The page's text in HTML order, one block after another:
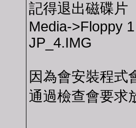
記得退出磁碟片
Media->Floppy
JP_4.IMG
因為會安裝程式
通過檢查會要求